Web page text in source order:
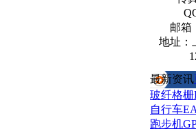
邮箱
地址：
最新资讯
玻纤格
自行车
跑步机